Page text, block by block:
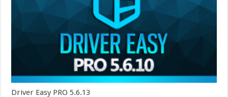
Driver Easy PRO 5.6.13